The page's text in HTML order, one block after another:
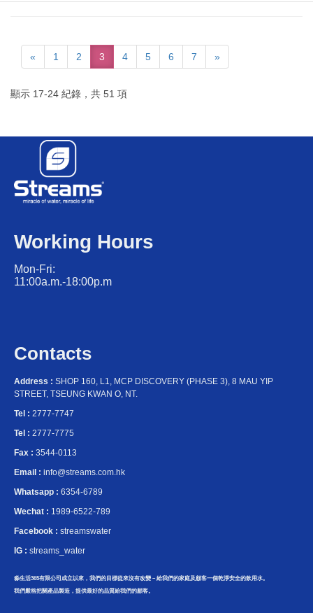
« 1 2 3 4 5 6 7 »
顯示 17-24 紀錄，共 51 項
Working Hours
Mon-Fri:
11:00a.m.-18:00p.m
Contacts
Address : SHOP 160, L1, MCP DISCOVERY (PHASE 3), 8 MAU YIP
STREET, TSEUNG KWAN O, NT.
Tel : 2777-7747
Tel : 2777-7775
Fax : 3544-0113
Email : info@streams.com.hk
Whatsapp : 6354-6789
Wechat : 1989-6522-789
Facebook : streamswater
IG : streams_water
淼生活365有限公司成立以來，我們的目標從來沒有改變－給我們的家庭及顧客一個乾淨安全的飲用水。
我們嚴格把關產品製造，提供最好的品質給我們的顧客。